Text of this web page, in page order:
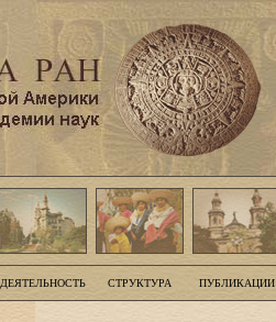
ДЕЯТЕЛЬНОСТЬ СТРУКТУРА ПУБЛИКАЦИИ